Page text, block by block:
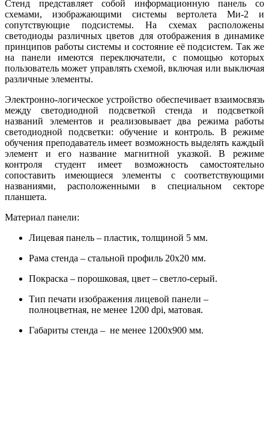
Стенд представляет собой информационную панель со
схемами, изображающими системы вертолета Ми-2 и
сопутствующие подсистемы. На схемах расположены
светодиоды различных цветов для отображения в динамике
принципов работы системы и состояние её подсистем. Так же
на панели имеются переключатели, с помощью которых
пользователь может управлять схемой, включая или выключая
различные элементы.
Электронно-логическое устройство обеспечивает взаимосвязь
между светодиодной подсветкой стенда и подсветкой
названий элементов и реализовывает два режима работы
светодиодной подсветки: обучение и контроль. В режиме
обучения преподаватель имеет возможность выделять каждый
элемент и его название магнитной указкой. В режиме
контроля студент имеет возможность самостоятельно
сопоставить имеющиеся элементы с соответствующими
названиями, расположенными в специальном секторе
планшета.
Материал панели:
Лицевая панель – пластик, толщиной 5 мм.
Рама стенда – стальной профиль 20х20 мм.
Покраска – порошковая, цвет – светло-серый.
Тип печати изображения лицевой панели –
полноцветная, не менее 1200 dpi, матовая.
Габариты стенда – не менее 1200х900 мм.